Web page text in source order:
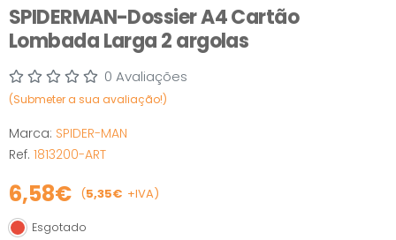
SPIDERMAN-Dossier A4 Cartão
Lombada Larga 2 argolas
0 Avaliações
(Submeter a sua avaliação!)
Marca: SPIDER-MAN
Ref. 1813200-ART
6,58€ (5,35€ +IVA)
Esgotado
Esgotado